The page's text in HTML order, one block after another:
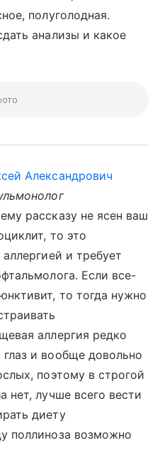
полуголодная.
анализы и какое
Александрович
рассказу не ясен ваш
то это
и требует
Если все-
то тогда нужно
аллергия редко
и вообще довольно
поэтому в строгой
нет, лучше всего вести
диету
поллиноза возможно